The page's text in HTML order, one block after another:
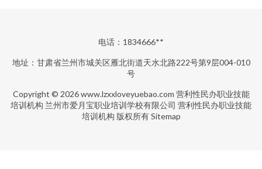
电话：1834666**
地址：甘肃省兰州市城关区雁北街道天水北路222号第9层004-010
号
Copyright © 2026www.lzxxloveyuebao.com 营利性民办职业技能
培训机构 兰州市爱月宝职业培训学校有限公司 营利性民办职业技能
培训机构 版权所有Sitemap